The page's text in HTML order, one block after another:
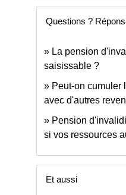
Questions ?
La pension
saisissable ?
Peut-on cumuler
avec d'autres
Pension
si vos ressources
Et aussi